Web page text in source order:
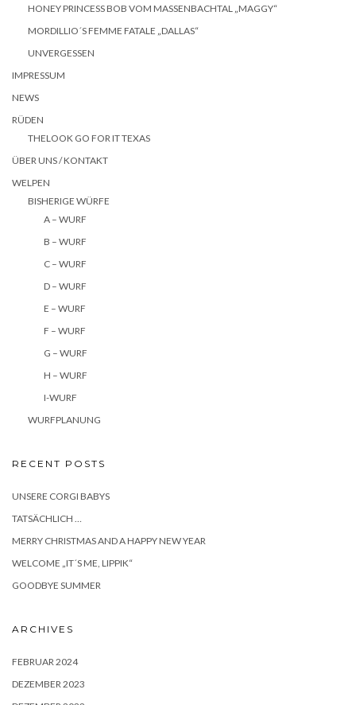
HONEY PRINCESS BOB VOM MASSENBACHTAL „MAGGY“
MORDILLIO´S FEMME FATALE „DALLAS“
UNVERGESSEN
IMPRESSUM
NEWS
RÜDEN
THELOOK GO FOR IT TEXAS
ÜBER UNS / KONTAKT
WELPEN
BISHERIGE WÜRFE
A – WURF
B – WURF
C – WURF
D – WURF
E – WURF
F – WURF
G – WURF
H – WURF
I-WURF
WURFPLANUNG
RECENT POSTS
UNSERE CORGI BABYS
TATSÄCHLICH …
MERRY CHRISTMAS AND A HAPPY NEW YEAR
WELCOME „IT´S ME, LIPPIK“
GOODBYE SUMMER
ARCHIVES
FEBRUAR 2024
DEZEMBER 2023